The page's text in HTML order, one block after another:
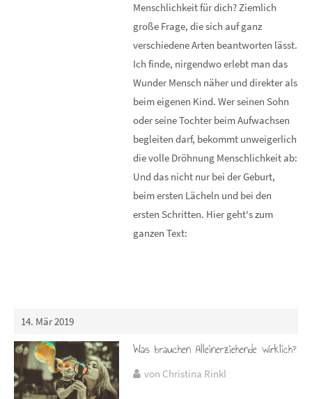
Menschlichkeit für dich? Ziemlich
große Frage, die sich auf ganz
verschiedene Arten beantworten lässt.
Ich finde, nirgendwo erlebt man das
Wunder Mensch näher und direkter als
beim eigenen Kind. Wer seinen Sohn
oder seine Tochter beim Aufwachsen
begleiten darf, bekommt unweigerlich
die volle Dröhnung Menschlichkeit ab:
Und das nicht nur bei der Geburt,
beim ersten Lächeln und bei den
ersten Schritten. Hier geht's zum
ganzen Text:
14. Mär 2019
Was brauchen Alleinerziehende wirklich?
von Christina Rinkl